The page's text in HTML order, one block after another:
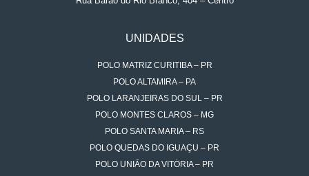
UNIDADES
POLO MATRIZ CURITIBA – PR
POLO ALTAMIRA – PA
POLO LARANJEIRAS DO SUL – PR
POLO MONTES CLAROS – MG
POLO SANTA MARIA – RS
POLO QUEDAS DO IGUAÇU – PR
POLO UNIÃO DA VITÓRIA – PR